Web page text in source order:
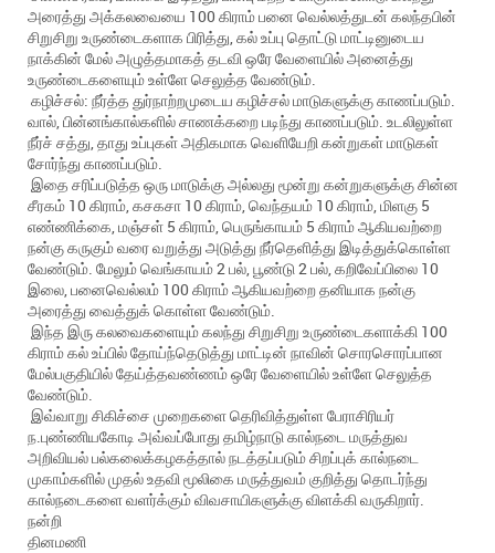
அரைத்து அக்கலவையை 100 கிராம் பனை வெல்லத்துடன் கலந்தபின்
சிறுசிறு உருண்டைகளாக பிரித்து, கல் உப்பு தொட்டு மாட்டினுடைய
நாக்கின் மேல் அழுத்தமாகத் தடவி ஒரே வேளையில் அனைத்து
உருண்டைகளையும் உள்ளே செலுத்த வேண்டும்.
கழிச்சல்: நீர்த்த துர்நாற்றமுடைய கழிச்சல் மாடுகளுக்கு காணப்படும்.
வால், பின்னங்கால்களில் சாணக்கறை படிந்து காணப்படும். உடலிலுள்ள
நீர்ச் சத்து, தாது உப்புகள் அதிகமாக வெளியேறி கன்றுகள் மாடுகள்
சோர்ந்து காணப்படும்.
இதை சரிப்படுத்த ஒரு மாடுக்கு அல்லது மூன்று கன்றுகளுக்கு சின்ன
சீரகம் 10 கிராம், கசகசா 10 கிராம், வெந்தயம் 10 கிராம், மிளகு 5
எண்ணிக்கை, மஞ்சள் 5 கிராம், பெருங்காயம் 5 கிராம் ஆகியவற்றை
நன்கு கருகும் வரை வறுத்து அடுத்து நீர்தெளித்து இடித்துக்கொள்ள
வேண்டும். மேலும் வெங்காயம் 2 பல், பூண்டு 2 பல், கறிவேப்பிலை 10
இலை, பனைவெல்லம் 100 கிராம் ஆகியவற்றை தனியாக நன்கு
அரைத்து வைத்துக் கொள்ள வேண்டும்.
இந்த இரு கலவைகளையும் கலந்து சிறுசிறு உருண்டைகளாக்கி 100
கிராம் கல் உப்பில் தோய்ந்தெடுத்து மாட்டின் நாவின் சொரசொரப்பான
மேல்பகுதியில் தேய்த்தவண்ணம் ஒரே வேளையில் உள்ளே செலுத்த
வேண்டும்.
இவ்வாறு சிகிச்சை முறைகளை தெரிவித்துள்ள பேராசிரியர்
ந.புண்ணியகோடி அவ்வப்போது தமிழ்நாடு கால்நடை மருத்துவ
அறிவியல் பல்கலைக்கழகத்தால் நடத்தப்படும் சிறப்புக் கால்நடை
முகாம்களில் முதல் உதவி மூலிகை மருத்துவம் குறித்து தொடர்ந்து
கால்நடைகளை வளர்க்கும் விவசாயிகளுக்கு விளக்கி வருகிறார்.
நன்றி
தினமணி